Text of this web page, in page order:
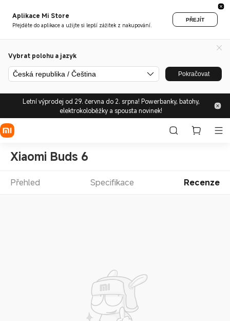
Aplikace Mi Store
Přejděte do aplikace a užijte si lepší zážitek z nakupování.
PŘEJÍT
Vybrat polohu a jazyk
Česká republika / Čeština Pokračovat
Letní výprodej od 29. června do 2. srpna! Powerbanky, batohy,
elektrokoloběžky a spousta novinek!
Xiaomi Buds 6
Přehled Specifikace Recenze